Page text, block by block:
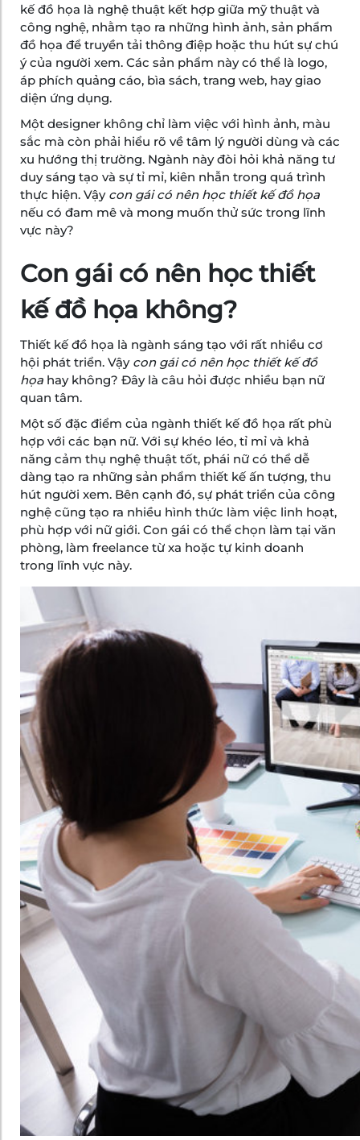
kế đồ họa là nghệ thuật kết hợp giữa mỹ thuật và
công nghệ, nhằm tạo ra những hình ảnh, sản phẩm
đồ họa để truyền tải thông điệp hoặc thu hút sự chú
ý của người xem. Các sản phẩm này có thể là logo,
áp phích quảng cáo, bìa sách, trang web, hay giao
diện ứng dụng.
Một designer không chỉ làm việc với hình ảnh, màu
sắc mà còn phải hiểu rõ về tâm lý người dùng và các
xu hướng thị trường. Ngành này đòi hỏi khả năng tư
duy sáng tạo và sự tỉ mỉ, kiên nhẫn trong quá trình
thực hiện. Vậy con gái có nên học thiết kế đồ họa
nếu có đam mê và mong muốn thử sức trong lĩnh
vực này?
Con gái có nên học thiết
kế đồ họa không?
Thiết kế đồ họa là ngành sáng tạo với rất nhiều cơ
hội phát triển. Vậy con gái có nên học thiết kế đồ
họa hay không? Đây là câu hỏi được nhiều bạn nữ
quan tâm.
Một số đặc điểm của ngành thiết kế đồ họa rất phù
hợp với các bạn nữ. Với sự khéo léo, tỉ mỉ và khả
năng cảm thụ nghệ thuật tốt, phái nữ có thể dễ
dàng tạo ra những sản phẩm thiết kế ấn tượng, thu
hút người xem. Bên cạnh đó, sự phát triển của công
nghệ cũng tạo ra nhiều hình thức làm việc linh hoạt,
phù hợp với nữ giới. Con gái có thể chọn làm tại văn
phòng, làm freelance từ xa hoặc tự kinh doanh
trong lĩnh vực này.